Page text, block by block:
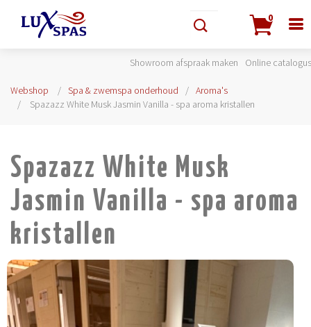
0
Showroom afspraak maken Online catalogus
Webshop Spa & zwemspa onderhoud
Aroma's
Spazazz White Musk Jasmin Vanilla - spa aroma kristallen
Spazazz White Musk
Jasmin Vanilla - spa aroma
kristallen